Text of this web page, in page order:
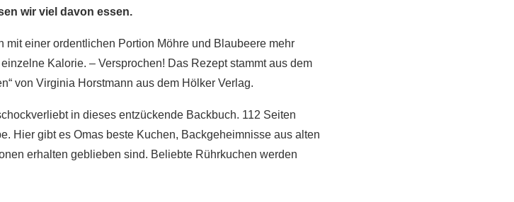
wir viel davon essen.
einer ordentlichen Portion Möhre und Blaubeere mehr
Kalorie. – Versprochen! Das Rezept stammt aus dem
von Virginia Horstmann aus dem Hölker Verlag.
in dieses entzückende Backbuch. 112 Seiten
Hier gibt es Omas beste Kuchen, Backgeheimnisse aus alten
erhalten geblieben sind. Beliebte Rührkuchen werden